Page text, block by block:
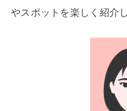
やスポットを楽しく紹介